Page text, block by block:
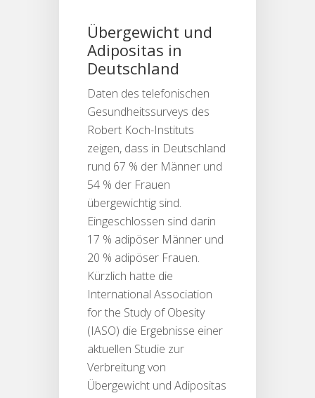
Übergewicht und
Adipositas in
Deutschland
Daten des telefonischen
Gesundheitssurveys des
Robert Koch-Instituts
zeigen, dass in Deutschland
rund 67 % der Männer und
54 % der Frauen
übergewichtig sind.
Eingeschlossen sind darin
17 % adipöser Männer und
20 % adipöser Frauen.
Kürzlich hatte die
International Association
for the Study of Obesity
(IASO) die Ergebnisse einer
aktuellen Studie zur
Verbreitung von
Übergewicht und Adipositas